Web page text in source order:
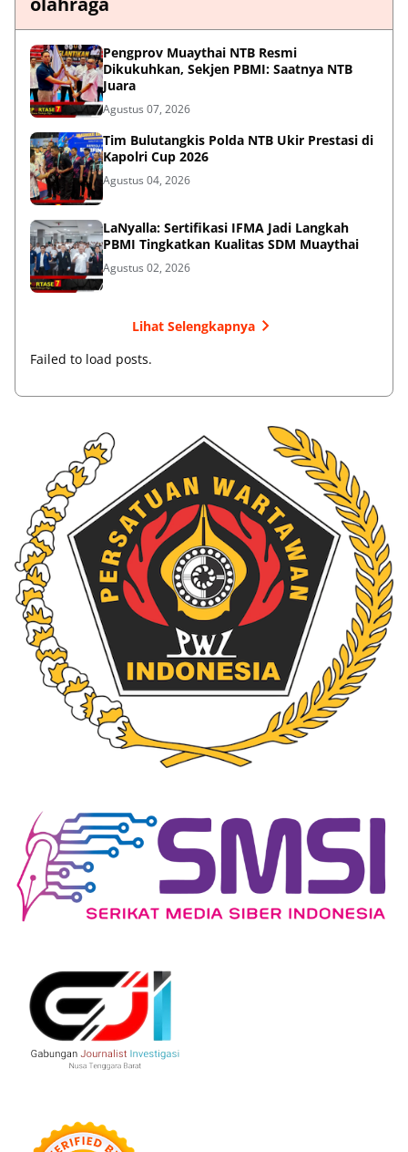
Pengprov Muaythai NTB Resmi
Dikukuhkan, Sekjen PBMI: Saatnya NTB
Juara
Agustus 07, 2026
Tim Bulutangkis Polda NTB Ukir Prestasi di
Kapolri Cup 2026
Agustus 04, 2026
LaNyalla: Sertifikasi IFMA Jadi Langkah
PBMI Tingkatkan Kualitas SDM Muaythai
Agustus 02, 2026
Lihat Selengkapnya
Failed to load posts.